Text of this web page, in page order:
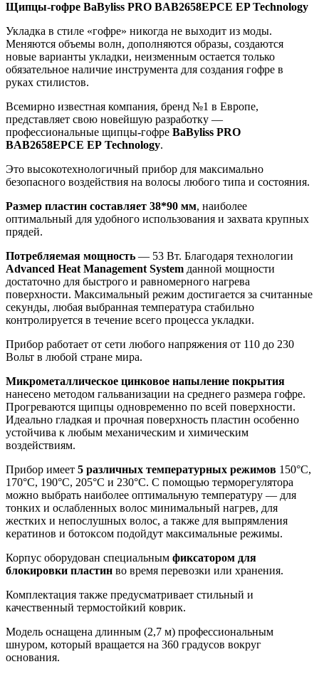
Щипцы-гофре BaByliss PRO BAB2658EPCE EP Technology
Укладка в стиле «гофре» никогда не выходит из моды.
Меняются объемы волн, дополняются образы, создаются
новые варианты укладки, неизменным остается только
обязательное наличие инструмента для создания гофре в
руках стилистов.
Всемирно известная компания, бренд №1 в Европе,
представляет свою новейшую разработку —
профессиональные щипцы-гофре BaByliss PRO
BAB2658EPCE EP Technology.
Это высокотехнологичный прибор для максимально
безопасного воздействия на волосы любого типа и состояния.
Размер пластин составляет 38*90 мм, наиболее
оптимальный для удобного использования и захвата крупных
прядей.
Потребляемая мощность — 53 Вт. Благодаря технологии
Advanced Heat Management System данной мощности
достаточно для быстрого и равномерного нагрева
поверхности. Максимальный режим достигается за считанные
секунды, любая выбранная температура стабильно
контролируется в течение всего процесса укладки.
Прибор работает от сети любого напряжения от 110 до 230
Вольт в любой стране мира.
Микрометаллическое цинковое напыление покрытия
нанесено методом гальванизации на среднего размера гофре.
Прогреваются щипцы одновременно по всей поверхности.
Идеально гладкая и прочная поверхность пластин особенно
устойчива к любым механическим и химическим
воздействиям.
Прибор имеет 5 различных температурных режимов 150°C,
170°C, 190°C, 205°C и 230°C. С помощью терморегулятора
можно выбрать наиболее оптимальную температуру — для
тонких и ослабленных волос минимальный нагрев, для
жестких и непослушных волос, а также для выпрямления
кератинов и ботоксом подойдут максимальные режимы.
Корпус оборудован специальным фиксатором для
блокировки пластин во время перевозки или хранения.
Комплектация также предусматривает стильный и
качественный термостойкий коврик.
Модель оснащена длинным (2,7 м) профессиональным
шнуром, который вращается на 360 градусов вокруг
основания.